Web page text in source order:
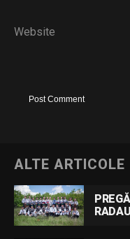
Website
ALTE ARTICOLE